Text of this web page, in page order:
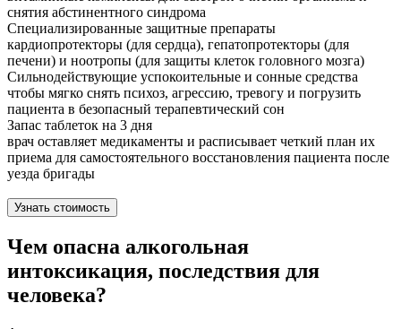
снятия абстинентного синдрома
Специализированные защитные препараты
кардиопротекторы (для сердца), гепатопротекторы (для
печени) и ноотропы (для защиты клеток головного мозга)
Сильнодействующие успокоительные и сонные средства
чтобы мягко снять психоз, агрессию, тревогу и погрузить
пациента в безопасный терапевтический сон
Запас таблеток на 3 дня
врач оставляет медикаменты и расписывает четкий план их
приема для самостоятельного восстановления пациента после
уезда бригады
Узнать стоимость
Чем опасна алкогольная
интоксикация, последствия для
человека?